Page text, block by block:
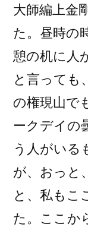
大師編上金
た。昼時の
憩の机に人
と言っても
の権現山で
ークデイの
う人がいる
が、おっと
と、私もこ
た。ここか